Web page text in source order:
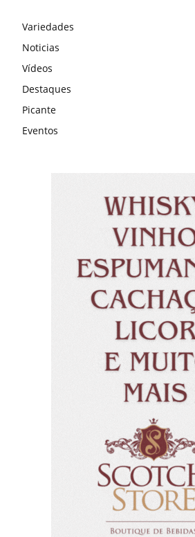
Variedades
Noticias
Vídeos
Destaques
Picante
Eventos